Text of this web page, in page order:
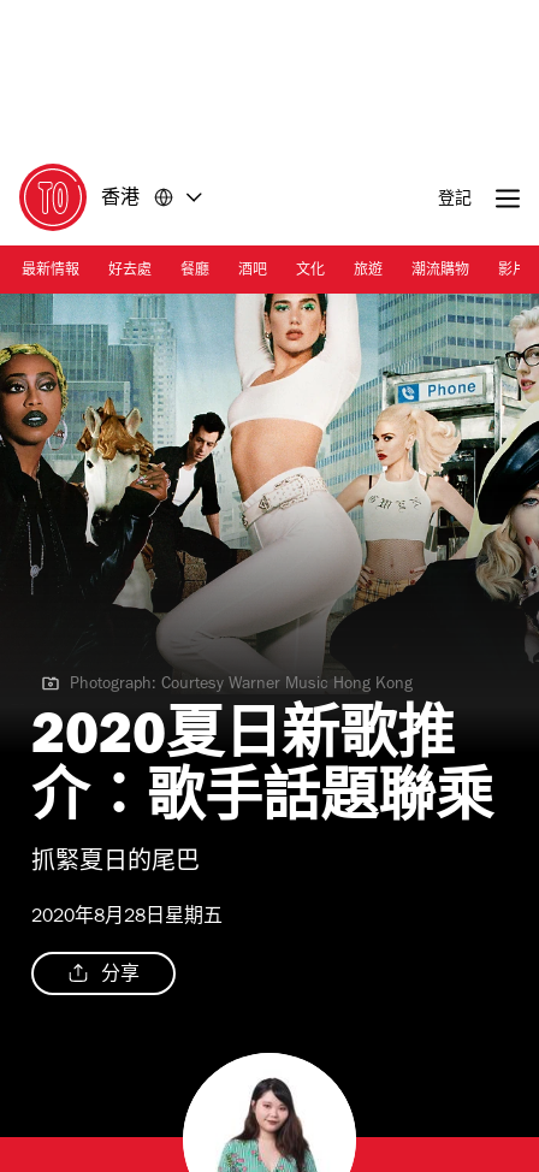
香港 登記
最新情報 好去處 餐廳 酒吧 文化 旅遊 潮流購物 影片
Photograph: Courtesy Warner Music Hong Kong
Photograph: Courtesy Warner Music Hong Kong
2020夏日新歌推
介：歌手話題聯乘
抓緊夏日的尾巴
2020年8月28日星期五
分享